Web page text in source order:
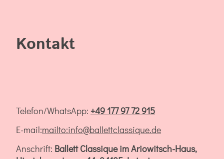
Kontakt
Telefon/WhatsApp: +49 177 97 72 915
E-mail:mailto:info@ballettclassique.de
Anschrift: Ballett Classique im Ariowitsch-Haus,